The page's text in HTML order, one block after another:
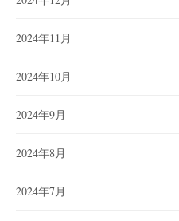
2024年11月
2024年10月
2024年9月
2024年8月
2024年7月